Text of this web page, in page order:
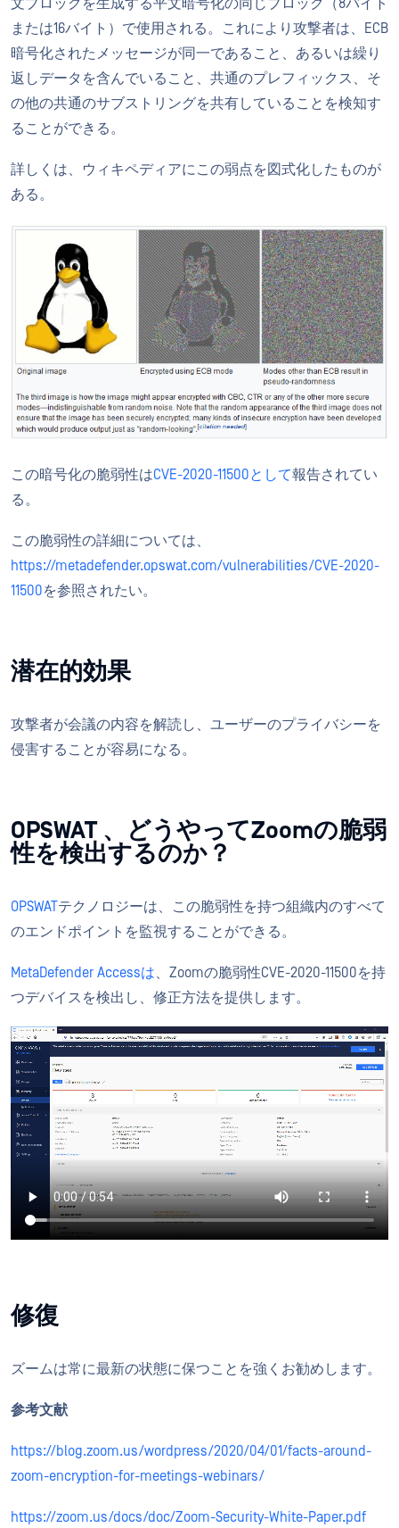
文ブロックを生成する平文暗号化の同じブロック（8バイト
または16バイト）で使用される。これにより攻撃者は、ECB
暗号化されたメッセージが同一であること、あるいは繰り
返しデータを含んでいること、共通のプレフィックス、そ
の他の共通のサブストリングを共有していることを検知す
ることができる。
詳しくは、ウィキペディアにこの弱点を図式化したものが
ある。
この暗号化の脆弱性はCVE-2020-11500として報告されてい
る。
この脆弱性の詳細については、
https://metadefender.opswat.com/vulnerabilities/CVE-2020-
11500を参照されたい。
潜在的効果
攻撃者が会議の内容を解読し、ユーザーのプライバシーを
侵害することが容易になる。
OPSWAT 、どうやってZoomの脆弱
性を検出するのか？
OPSWATテクノロジーは、この脆弱性を持つ組織内のすべて
のエンドポイントを監視することができる。
MetaDefender Accessは、Zoomの脆弱性CVE-2020-11500を持
つデバイスを検出し、修正方法を提供します。
修復
ズームは常に最新の状態に保つことを強くお勧め します。
参考文献
https://blog.zoom.us/wordpress/2020/04/01/facts-around-
zoom-encryption-for-meetings-webinars/
https://zoom.us/docs/doc/Zoom-Security-White-Paper.pdf